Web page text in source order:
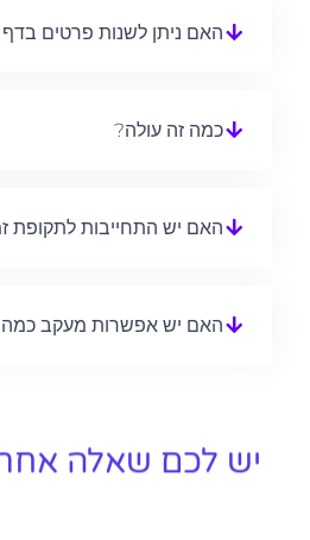
האם ניתן לשנות פרטים
כמה זה עולה?
האם יש התחייבות לתקופת
האם יש אפשרות מעקב
יש לכם שאלה